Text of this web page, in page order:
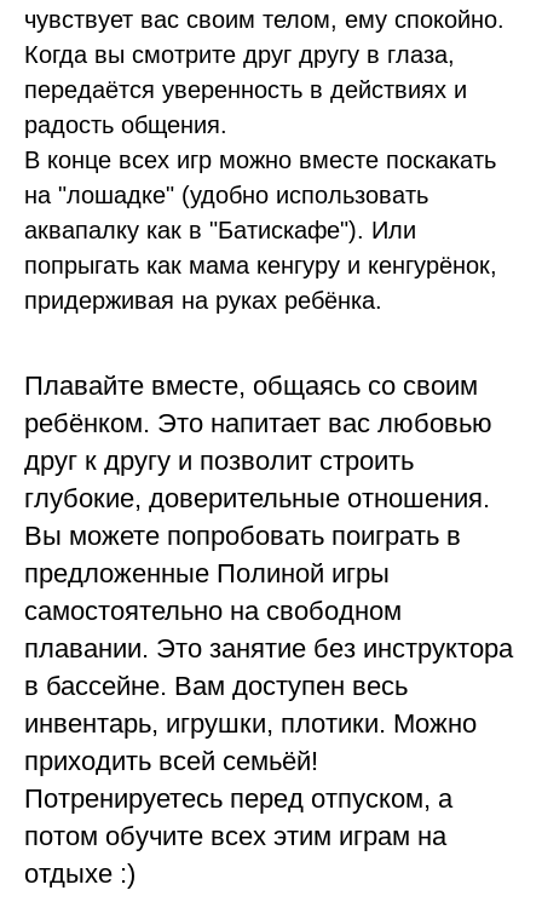
чувствует вас своим телом, ему спокойно.
Когда вы смотрите друг другу в глаза,
передаётся уверенность в действиях и
радость общения.
В конце всех игр можно вместе поскакать
на "лошадке" (удобно использовать
аквапалку как в "Батискафе"). Или
попрыгать как мама кенгуру и кенгурёнок,
придерживая на руках ребёнка.
Плавайте вместе, общаясь со своим
ребёнком. Это напитает вас любовью
друг к другу и позволит строить
глубокие, доверительные отношения.
Вы можете попробовать поиграть в
предложенные Полиной игры
самостоятельно на свободном
плавании. Это занятие без инструктора
в бассейне. Вам доступен весь
инвентарь, игрушки, плотики. Можно
приходить всей семьёй!
Потренируетесь перед отпуском, а
потом обучите всех этим играм на
отдыхе :)